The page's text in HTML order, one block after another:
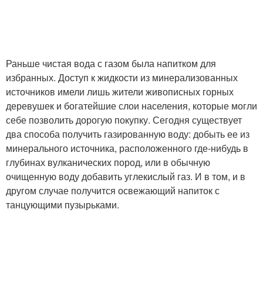
Раньше чистая вода с газом была напитком для
избранных. Доступ к жидкости из минерализованных
источников имели лишь жители живописных горных
деревушек и богатейшие слои населения, которые могли
себе позволить дорогую покупку. Сегодня существует
два способа получить газированную воду: добыть ее из
минерального источника, расположенного где-нибудь в
глубинах вулканических пород, или в обычную
очищенную воду добавить углекислый газ. И в том, и в
другом случае получится освежающий напиток с
танцующими пузырьками.